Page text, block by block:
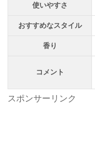
使いやすさ
おすすめなスタイル
香り
コメント
スポンサーリンク